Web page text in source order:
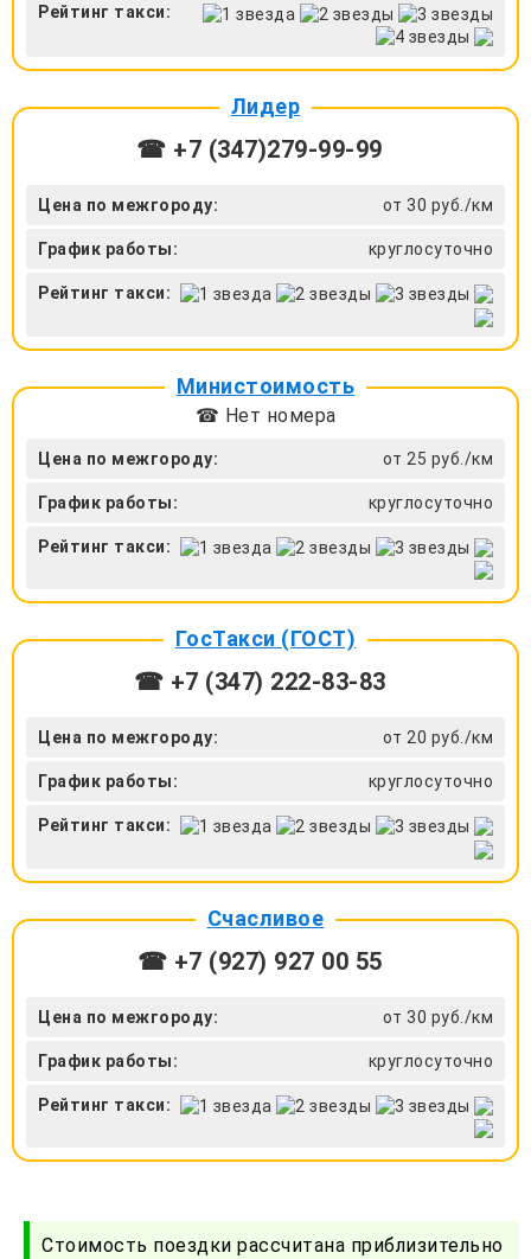
Рейтинг такси:
Лидер
☎ +7 (347)279-99-99
Цена по межгороду: от 30 руб./км
График работы: круглосуточно
Рейтинг такси:
Министоимость
☎ Нет номера
Цена по межгороду: от 25 руб./км
График работы: круглосуточно
Рейтинг такси:
ГосТакси (ГОСТ)
☎ +7 (347) 222-83-83
Цена по межгороду: от 20 руб./км
График работы: круглосуточно
Рейтинг такси:
Счасливое
☎ +7 (927) 927 00 55
Цена по межгороду: от 30 руб./км
График работы: круглосуточно
Рейтинг такси:
Стоимость поездки рассчитана приблизительно